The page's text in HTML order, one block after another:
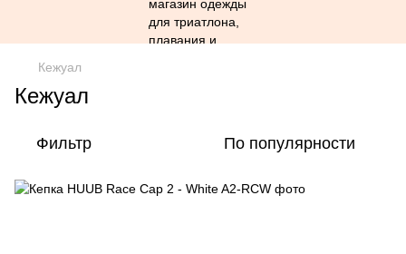
Кежуал
Кежуал
Фильтр По популярности